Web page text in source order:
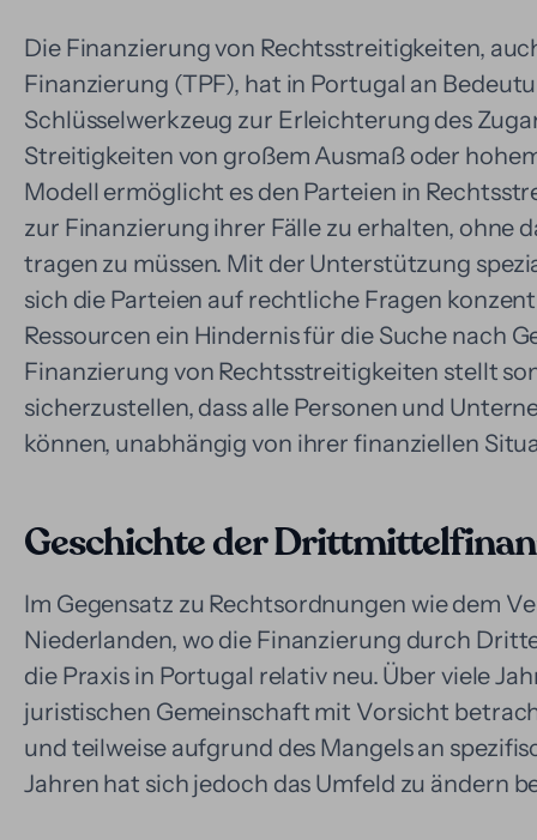
Die Finanzierung von Rechtsstreitigkeiten,
Finanzierung (TPF), hat in Portugal an
Schlüsselwerkzeug zur Erleichterung des
Streitigkeiten von großem Ausmaß oder
Modell ermöglicht es den Parteien in
zur Finanzierung ihrer Fälle zu erhalten, ohne
tragen zu müssen. Mit der Unterstützung
sich die Parteien auf rechtliche Fragen
Ressourcen ein Hindernis für die Suche nach
Finanzierung von Rechtsstreitigkeiten stellt
sicherzustellen, dass alle Personen und
können, unabhängig von ihrer finanziellen
Geschichte der
Im Gegensatz zu Rechtsordnungen wie dem
Niederlanden, wo die Finanzierung durch
die Praxis in Portugal relativ neu. Über viele
juristischen Gemeinschaft mit Vorsicht
und teilweise aufgrund des Mangels an
Jahren hat sich jedoch das Umfeld zu ändern